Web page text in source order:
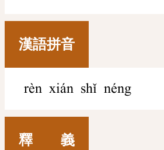
漢語拼音
rèn xián shǐ néng
釋 義